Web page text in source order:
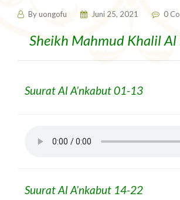
Byuongofu Juni 25, 2021 0
Sheikh Mahmud Khalil
Suurat Al A’nkabut 01-13
Suurat Al A’nkabut 14-22